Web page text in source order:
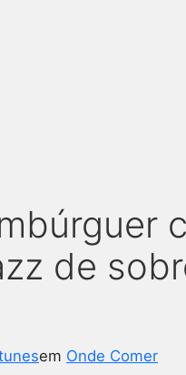
de
em Onde Comer